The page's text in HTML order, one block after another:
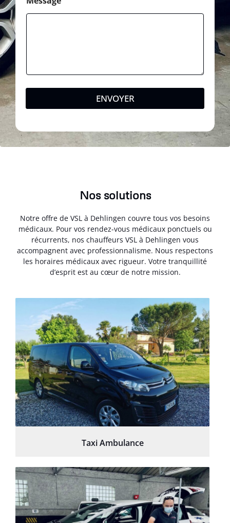
ENVOYER
Nos solutions
Notre offre de VSL à Dehlingen couvre tous vos besoins
médicaux. Pour vos rendez-vous médicaux ponctuels ou
récurrents, nos chauffeurs VSL à Dehlingen vous
accompagnent avec professionnalisme. Nous respectons
les horaires médicaux avec rigueur. Votre tranquillité
d’esprit est au cœur de notre mission.
Taxi Ambulance